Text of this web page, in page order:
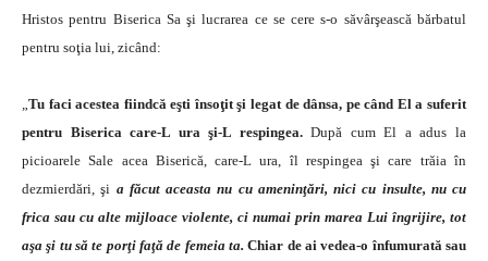
Hristos pentru Biserica Sa şi lucrarea ce se cere s-o săvârşească bărbatul
pentru soţia lui, zicând:
Tu faci acestea fiindcă eşti însoţit şi legat de dânsa, pe când El a suferit
pentru Biserica care-L ura şi-L respingea.După cum El a adus la
picioarele Sale acea Biserică, care-L ura, îl respingea şi care trăia în
dezmierdări, şi a făcut aceasta nu cu ameninţări, nici cu insulte, nu cu
frica sau cu alte mijloace violente, ci numai prin marea Lui îngrijire, tot
aşa şi tu să te porţi faţă de femeia ta.Chiar de ai vedea-o înfumurată sau